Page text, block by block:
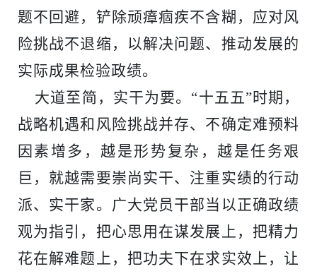
题不回避，铲除顽瘴痼疾不含糊，应对风
险挑战不退缩，以解决问题、推动发展的
实际成果检验政绩。
大道至简，实干为要。 “十五五”时期，
战略机遇和风险挑战并存、不确定难预料
因素增多，越是形势复杂，越是任务艰
巨，就越需要崇尚实干、注重实绩的行动
派、实干家。广大党员干部当以正确政绩
观为指引，把心思用在谋发展上，把精力
花在解难题上，把功夫下在求实效上，让